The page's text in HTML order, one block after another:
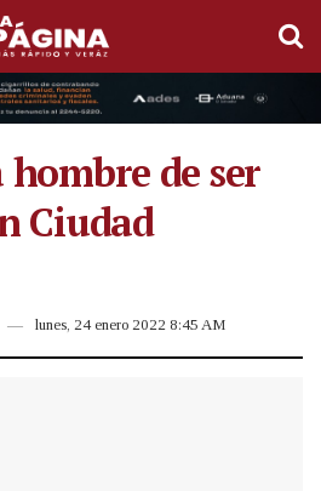
hombre de ser
Ciudad
lunes, 24 enero 2022 8:45 AM